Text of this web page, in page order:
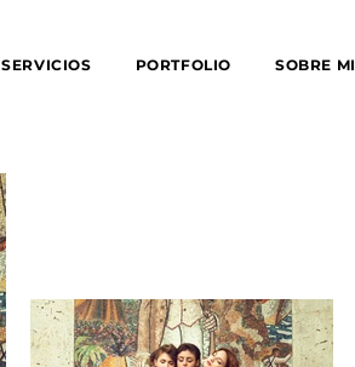
SERVICIOS PORTFOLIO SOBRE MI